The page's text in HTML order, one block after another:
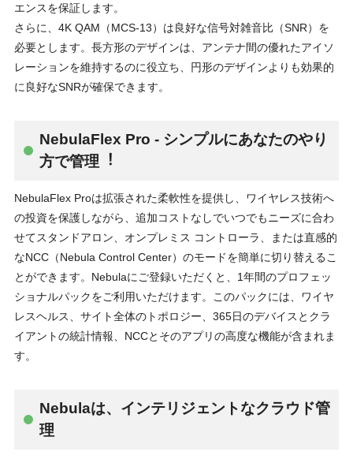
エンスを保証します。
さらに、4K QAM（MCS-13）は良好な信号対雑⾳⽐（SNR）を
必要とします。⻑⽅形のデザインは、アンテナ間の優れたアイソ
レーションを維持するのに役⽴ち、円形のデザインよりも効果的
に良好なSNRが確保できます。
NebulaFlex Pro - シンプルにあなたのやり
⽅で管理︕
NebulaFlex Proは拡張された柔軟性を提供し、ワイヤレス技術へ
の投資を保護しながら、追加コストなしでいつでもニーズに合わ
せてスタンドアロン、オンプレミス コントローラ、または直感的
なNCC（Nebula Control Center）のモードを簡単に切り替えるこ
とができます。Nebulaにご登録いただくと、1年間のプロフェッ
ショナルパックをご利⽤いただけます。このパックには、ワイヤ
レスヘルス、サイト全体のトポロジー、365⽇のデバイスとクラ
イアントの統計情報、NCCとそのアプリの⾼度な機能が含まれま
す。
Nebulaは、インテリジェントなクラウド管
理